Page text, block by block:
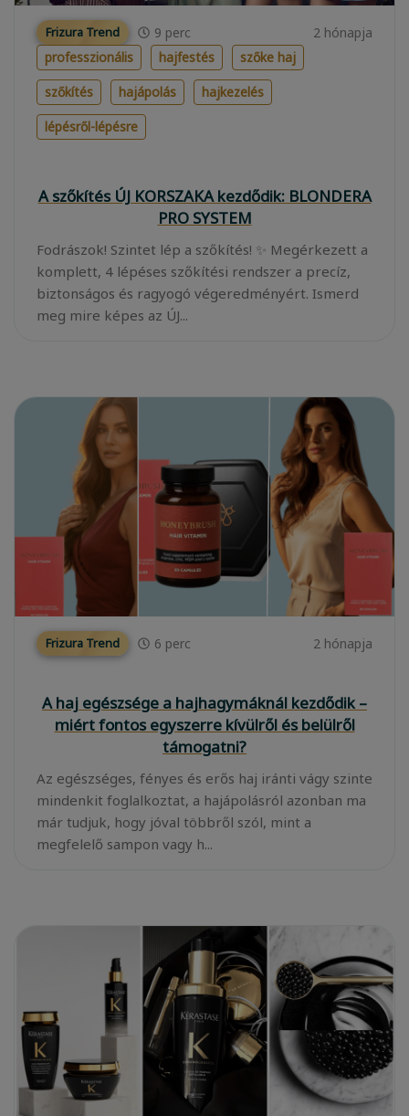
Frizura Trend 9 perc
2 hónapja
professzionális
hajfestés
szőke haj
szőkítés
hajápolás
hajkezelés
lépésről-lépésre
A szőkítés ÚJ KORSZAKA kezdődik: BLONDERA
PRO SYSTEM
Fodrászok! Szintet lép a szőkítés! ✨ Megérkezett a
komplett, 4 lépéses szőkítési rendszer a precíz,
biztonságos és ragyogó végeredményért. Ismerd
meg mire képes az ÚJ...
Frizura Trend 6 perc 2 hónapja
A haj egészsége a hajhagymáknál kezdődik –
miért fontos egyszerre kívülről és belülről
támogatni?
Az egészséges, fényes és erős haj iránti vágy szinte
mindenkit foglalkoztat, a hajápolásról azonban ma
már tudjuk, hogy jóval többről szól, mint a
megfelelő sampon vagy h...